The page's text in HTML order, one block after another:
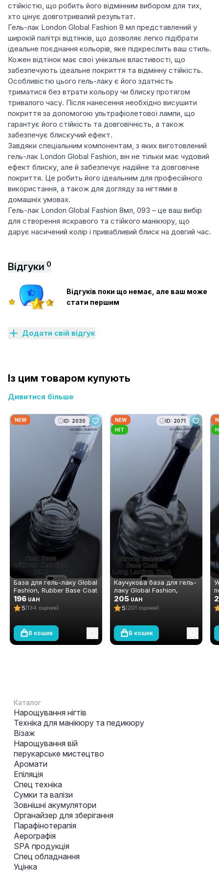
стійкістю, що робить його відмінним вибором для тих,
хто цінує довготривалий результат.
Гель-лак London Global Fashion 8 мл представлений у
широкій палітрі відтінків, що дозволяє легко підібрати
ідеальне поєднання кольорів, яке підкреслить ваш стиль.
Кожен відтінок має свої унікальні властивості, що
забезпечують ідеальне покриття та відмінну стійкість.
Особливістю цього гель-лаку є його здатність
триматися без втрати кольору чи блиску протягом
тривалого часу. Після нанесення необхідно висушити
покриття за допомогою ультрафіолетової лампи, що
гарантує його стійкість та довговічність, а також
забезпечує блискучий ефект.
Завдяки спеціальним компонентам, з яких виготовлений
гель-лак London Global Fashion, він не тільки має чудовий
ефект блиску, але й забезпечує надійне та довговічне
покриття. Це робить його ідеальним для професійного
використання, а також для догляду за нігтями в
домашніх умовах.
Гель-лак London Global Fashion 8мл, 093 – це ваш вибір
для створення яскравого та стійкого манікюру, що
дарує насичений колір і привабливий блиск на довгий час.
Відгуки 0
Відгуків поки що немає, але ваш може
стати першим
Додати свій відгук
Із цим товаром купують
Дивитися більше
NEW ID: 2030
База для гель-лаку Global
Fashion, Rubber Base Coat
Without Chemicals 12 мл
196 UAH
5(134 оцінки)
В кошик
NEW
HIT
ID: 2071
Каучукова база для гель-
лаку Global Fashion,
Strong Long Lasting Base
Coat, 12 мл
205 UAH
5(201 оцінки)
В кошик
Каталог
Нарощування нігтів
Техніка для манікюру та педикюру
Візаж
Нарощування вій
перукарське мистецтво
Аромати
Епіляція
Спец техніка
Сумки та валізи
Зовнішні акумулятори
Органайзер для зберігання
Парафінотерапія
Аерографія
SPA продукція
Спец обладнання
Уцінка